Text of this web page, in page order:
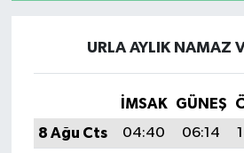
URLA AYLIK NAMAZ
İMSAK GÜNEŞ
8 Ağu Cts
04:40 06:14